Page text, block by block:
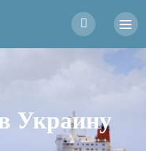
Украину